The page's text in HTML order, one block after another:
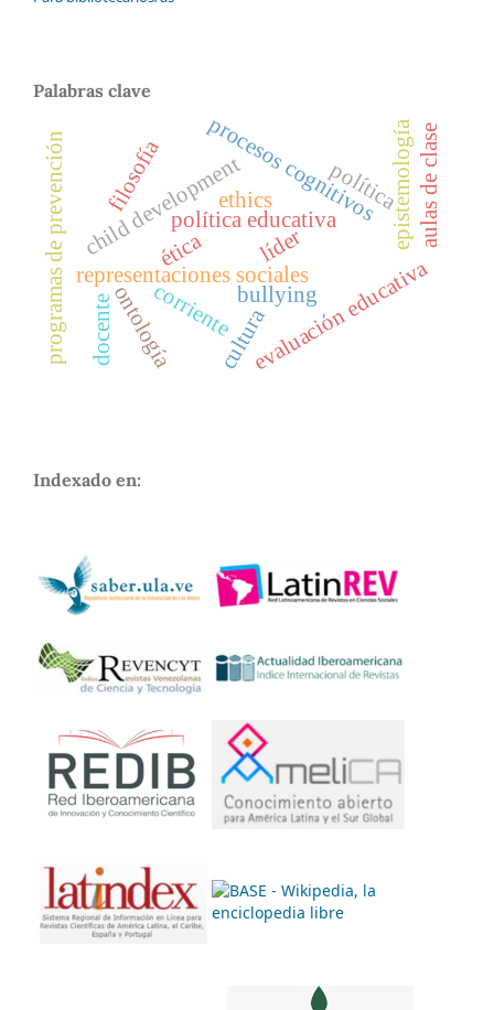
Palabras clave
representaciones sociales
líder
política educativa
programas de prevención procesos cognitivos
evaluación educativa
política
ética
ethics
child development epistemología
corriente
filosofía
ontología bullying
aulas de clase
docente cultura
Indexado en: